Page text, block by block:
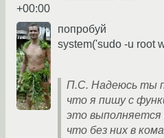
+00:00
попробуй
system('sudo -u root
П.С. Надеюсь ты
что я пишу с
это выполняется
что без них в